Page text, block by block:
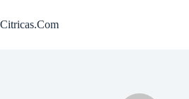
al
contenido
Citricas.Com